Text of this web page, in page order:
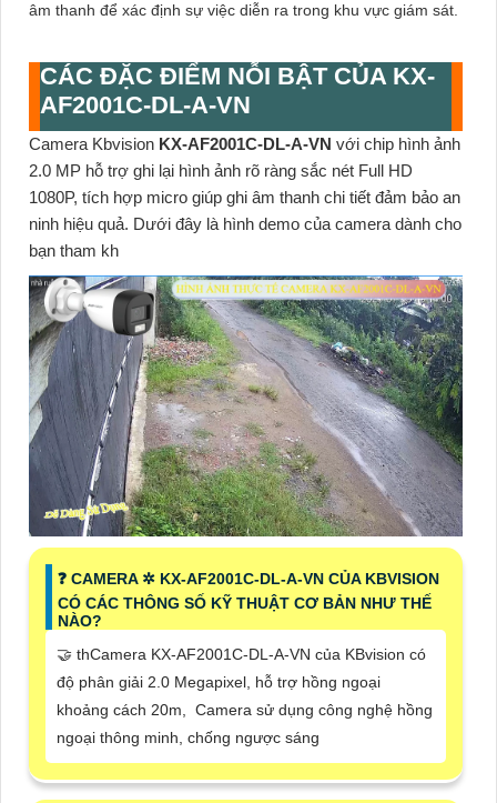
âm thanh để xác định sự việc diễn ra trong khu vực giám sát.
CÁC ĐẶC ĐIỂM NỖI BẬT CỦAKX-
AF2001C-DL-A-VN
Camera Kbvision KX-AF2001C-DL-A-VN với chip hình ảnh
2.0 MP hỗ trợ ghi lại hình ảnh rõ ràng sắc nét Full HD
1080P, tích hợp micro giúp ghi âm thanh chi tiết đảm bảo an
ninh hiệu quả. Dưới đây là hình demo của camera dành cho
bạn tham kh
❓ CAMERA ✲ KX-AF2001C-DL-A-VN CỦA KBVISION
CÓ CÁC THÔNG SỐ KỸ THUẬT CƠ BẢN NHƯ THẾ
NÀO?
🤝 thCamera KX-AF2001C-DL-A-VN của KBvision có
độ phân giải 2.0 Megapixel, hỗ trợ hồng ngoại
khoảng cách 20m, Camera sử dụng công nghệ hồng
ngoại thông minh, chống ngược sáng